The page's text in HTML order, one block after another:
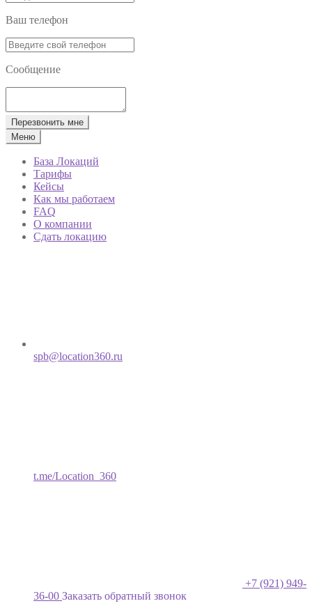
Ваш телефон
Сообщение
Перезвонить мне
Меню
База Локаций
Тарифы
Кейсы
Как мы работаем
FAQ
О компании
Сдать локацию
spb@location360.ru
t.me/Location_360
+7 (921) 949-
36-00 Заказать обратный звонок